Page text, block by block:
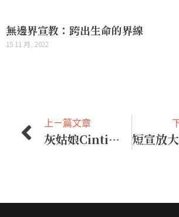
無邊界宣教：跨出生命的界線
15 11 月, 2022
上ㄧ篇文章
灰姑娘Cinti的故事 2：奴僕變公主